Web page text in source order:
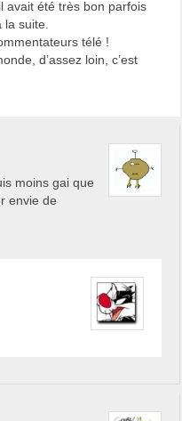
avait été très bon parfois
suite.
télé !
d’assez loin, c’est
moins gai que
envie de